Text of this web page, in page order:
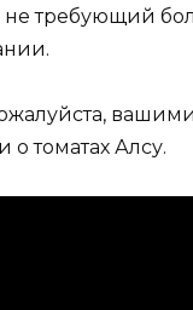
не требующий
вашими
о томатах Алсу.